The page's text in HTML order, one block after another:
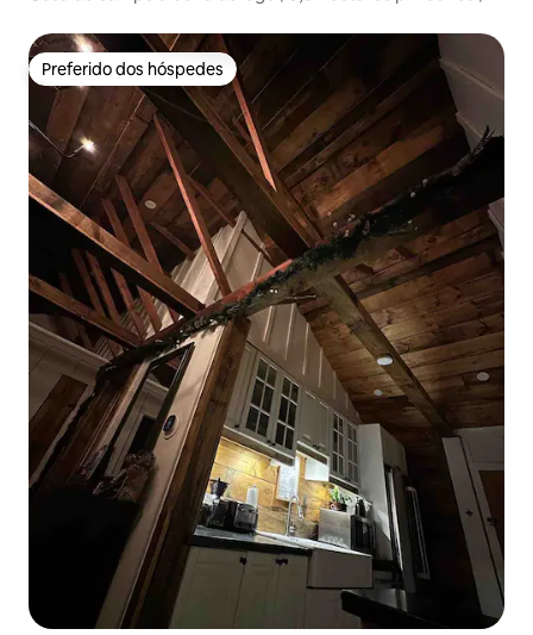
Preferido dos hóspedes
Preferido dos hóspedes